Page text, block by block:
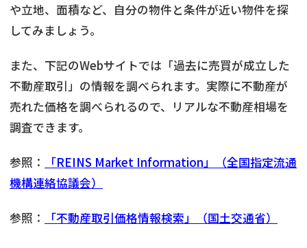
や立地、面積など、自分の物件と条件が近い物件を探
してみましょう。
また、下記のWebサイトでは「過去に売買が成立した
不動産取引」の情報を調べられます。実際に不動産が
売れた価格を調べられるので、リアルな不動産相場を
調査できます。
参照：
「REINS Market Information」（全国指定流通
機構連絡協議会）
参照： 「不動産取引価格情報検索」（国土交通省）